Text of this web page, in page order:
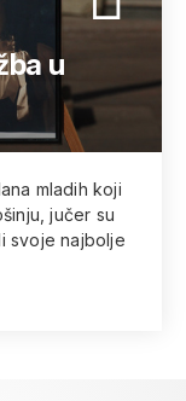
u
mladih koji
jučer su
svoje najbolje